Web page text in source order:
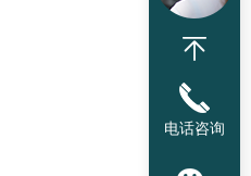
电话咨询